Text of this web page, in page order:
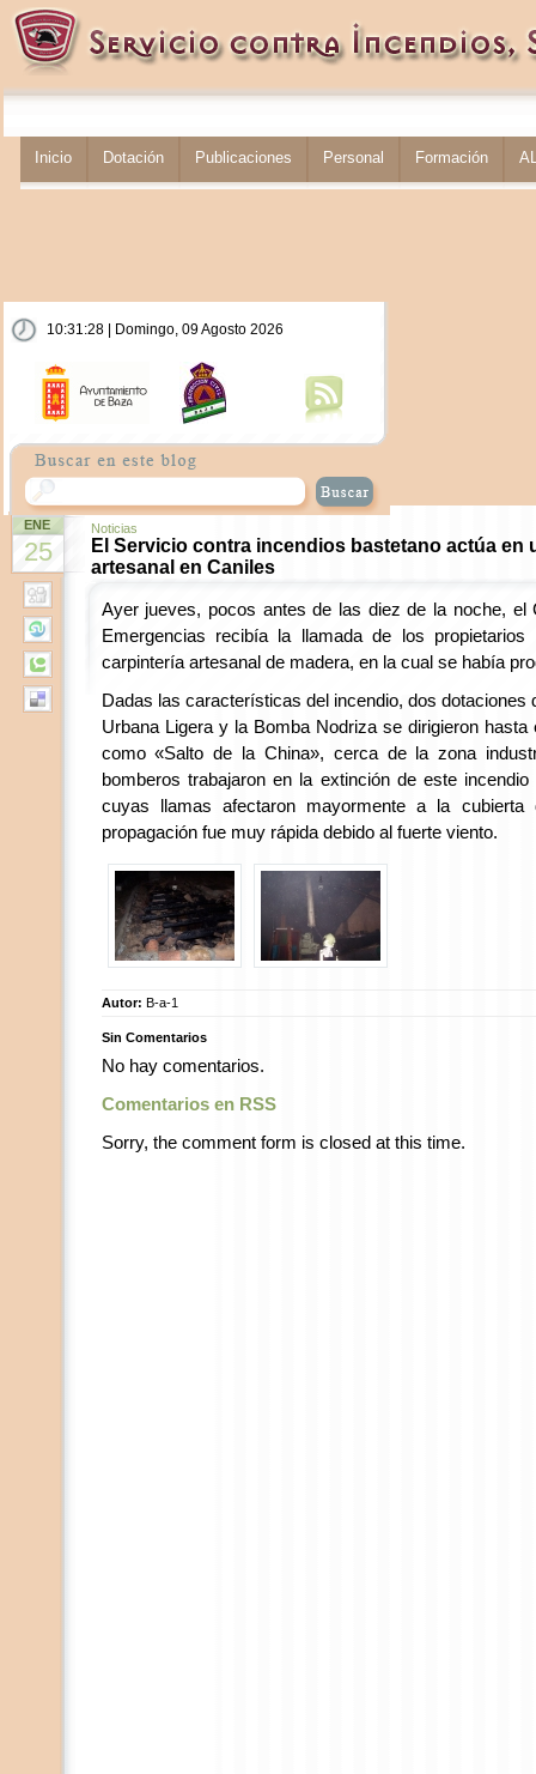
Inicio Dotación Publicaciones Personal Formación
10:31:29 | Domingo, 09 Agosto 2026
ENE
25
Noticias
El Servicio contra incendios bastetano actúa en
artesanal en Caniles
Ayer jueves, pocos antes de las diez de la noche, el
Emergencias recibía la llamada de los
carpintería artesanal de madera, en la cual se había
Dadas las características del incendio, dos dotaciones
Urbana Ligera y la Bomba Nodriza se dirigieron hasta
como «Salto de la China», cerca de la zona
bomberos trabajaron en la extinción de este
cuyas llamas afectaron mayormente a la
propagación fue muy rápida debido al fuerte viento.
Autor: B-a-1
Sin Comentarios
No hay comentarios.
Comentarios en RSS
Sorry, the comment form is closed at this time.